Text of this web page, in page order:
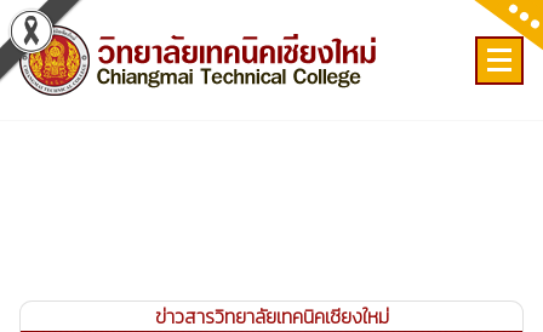
Skip
to
content
ข่าวสารวิทยาลัยเทคนิคเชียงใหม่